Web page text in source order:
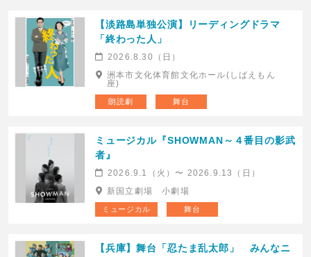
【淡路島単独公演】リーディングドラマ
「終わった人」
2026.8.30（日）
洲本市文化体育館文化ホール(しばえもん
座)
朗読劇 舞台
ミュージカル『SHOWMAN～４番目の影武
者』
2026.9.1（火）〜 2026.9.13（日）
新国立劇場 小劇場
ミュージカル 舞台
【兵庫】舞台「忍たま乱太郎」 みんなニ